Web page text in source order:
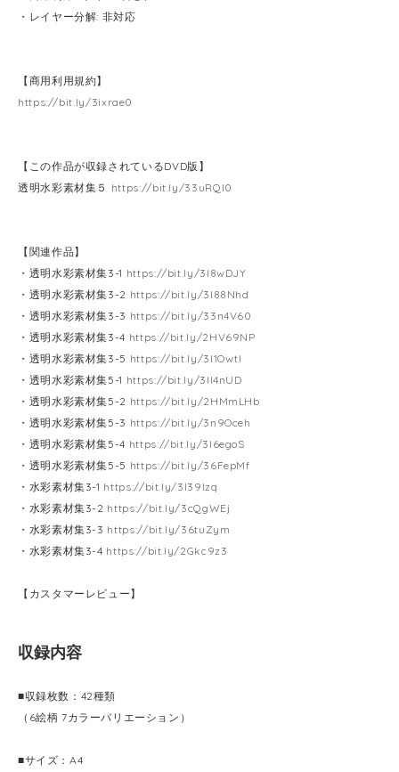
・レイヤー分解: 非対応
【商用利用規約】
https://bit.ly/3ixrae0
【この作品が収録されているDVD版】
透明水彩素材集５ https://bit.ly/33uRQI0
【関連作品】
・透明水彩素材集3-1 https://bit.ly/3l8wDJY
・透明水彩素材集3-2 https://bit.ly/3l88Nhd
・透明水彩素材集3-3 https://bit.ly/33n4V60
・透明水彩素材集3-4 https://bit.ly/2HV69NP
・透明水彩素材集3-5 https://bit.ly/3l1OwtI
・透明水彩素材集5-1 https://bit.ly/3ll4nUD
・透明水彩素材集5-2 https://bit.ly/2HMmLHb
・透明水彩素材集5-3 https://bit.ly/3n9Oceh
・透明水彩素材集5-4 https://bit.ly/3l6egoS
・透明水彩素材集5-5 https://bit.ly/36FepMf
・水彩素材集3-1 https://bit.ly/3l39Izq
・水彩素材集3-2 https://bit.ly/3cQgWEj
・水彩素材集3-3 https://bit.ly/36tuZym
・水彩素材集3-4 https://bit.ly/2Gkc9z3
【カスタマーレビュー】
収録内容
■収録枚数：42種類
（6絵柄 7カラーバリエーション）
■サイズ：A4